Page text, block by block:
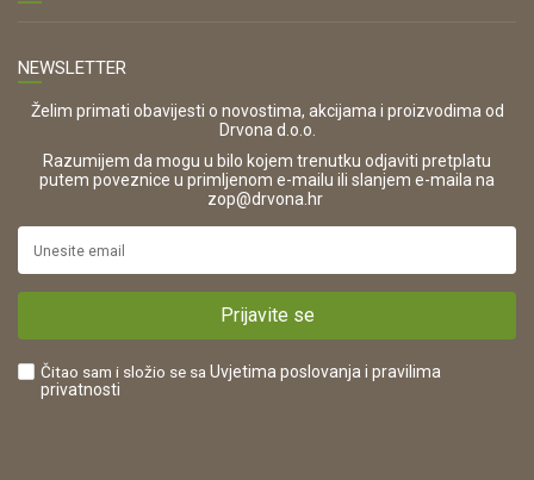
OIB:
42821181683
16280
https://www.drvona.hr/
POREZNI BROJ:
Zaštita privatnosti i osobnih podataka
Korištenje kolačića
Pravo na odustajanje i jednostrani raskid ugovora
Reklamacije
Plaćanje karticama
Što dobivam registracijom?
NEWSLETTER
Želim primati obavijesti o novostima, akcijama i proizvodima od
Drvona d.o.o.
Razumijem da mogu u bilo kojem trenutku odjaviti pretplatu
putem poveznice u primljenom e-mailu ili slanjem e-maila na
zop@drvona.hr
Prijavite se
Čitao sam i složio se sa Uvjetima poslovanja i pravilima
privatnosti